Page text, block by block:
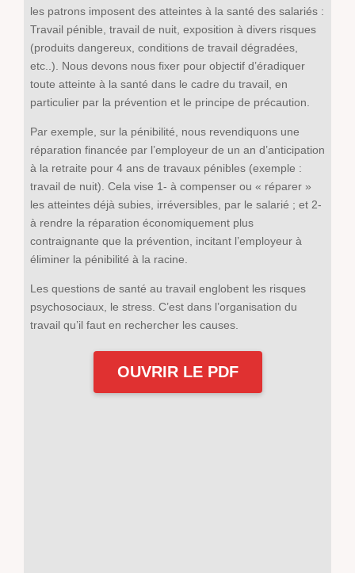
les patrons imposent des atteintes à la santé des salariés :
Travail pénible, travail de nuit, exposition à divers risques
(produits dangereux, conditions de travail dégradées,
etc..). Nous devons nous fixer pour objectif d’éradiquer
toute atteinte à la santé dans le cadre du travail, en
particulier par la prévention et le principe de précaution.
Par exemple, sur la pénibilité, nous revendiquons une
réparation financée par l’employeur de un an d’anticipation
à la retraite pour 4 ans de travaux pénibles (exemple :
travail de nuit). Cela vise 1- à compenser ou « réparer »
les atteintes déjà subies, irréversibles, par le salarié ; et 2-
à rendre la réparation économiquement plus
contraignante que la prévention, incitant l’employeur à
éliminer la pénibilité à la racine.
Les questions de santé au travail englobent les risques
psychosociaux, le stress. C’est dans l’organisation du
travail qu’il faut en rechercher les causes.
OUVRIR LE PDF